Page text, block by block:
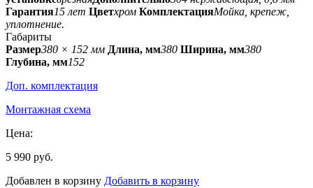
Гарантия15 лет Цветхром КомплектацияМойка, крепеж,
уплотнение.
Габариты
Размер380 × 152 мм Длина, мм380 Ширина, мм380
Глубина, мм152
Доп. комплектация
Монтажная схема
Цена:
5 990 руб.
Добавлен в корзину Добавить в корзину